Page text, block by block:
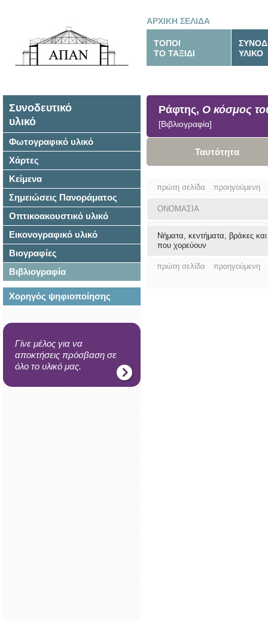
ΑΡΧΙΚΗ ΣΕΛΙΔΑ
ΤΟΠΟΙ
ΤΟ ΤΑΞΙΔΙ
ΥΛΙΚΟ
Συνοδευτικό
υλικό
Φωτογραφικό υλικό
Χάρτες
Κείμενα
Σημειώσεις Πανοράματος
Οπτικοακουστικό υλικό
Εικονογραφικό υλικό
Βιογραφίες
Βιβλιογραφία
Χορηγός ψηφιοποίησης
Γίνε μέλος για να
αποκτήσεις πρόσβαση σε
όλο το υλικό μας.
Ράφτης, Ο κόσμος
[Βιβλιογραφία]
Ταυτότητα
πρώτη σελίδα προηγούμενη
ΟΝΟΜΑΣΙΑ
Νήματα, κεντήματα, βράκες
που χορεύουν
πρώτη σελίδα προηγούμενη